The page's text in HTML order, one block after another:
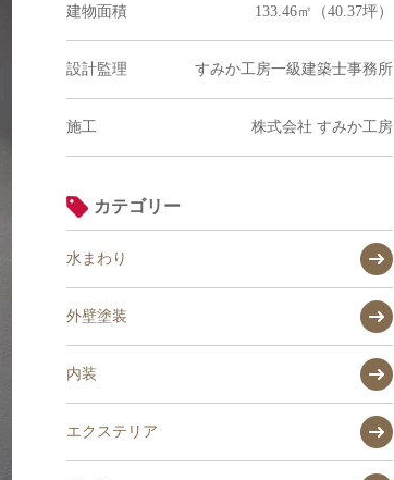
建物面積 133.46㎡（40.37坪）
設計監理 すみか工房一級建築士事務所
施工 株式会社 すみか工房
カテゴリー
水まわり
外壁塗装
内装
エクステリア